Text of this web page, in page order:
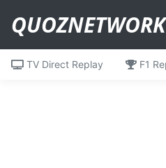
QUOZNETWORK
TV Direct Replay F1